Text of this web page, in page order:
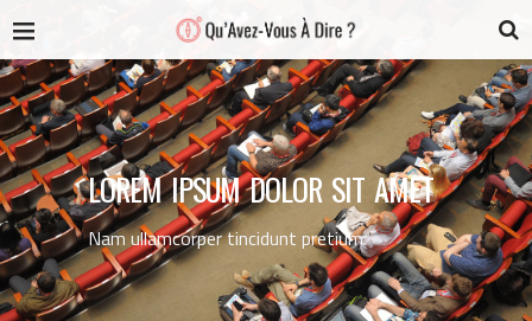
LOREM IPSUM DOLOR SIT AMET
Nam ullamcorper tincidunt pretium